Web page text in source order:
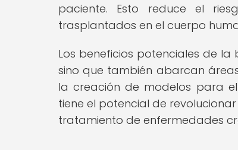
paciente. Esto reduce el
trasplantados en el cuerpo
Los beneficios potenciales de
sino que también abarcan
la creación de modelos para
tiene el potencial de
tratamiento de enfermedades